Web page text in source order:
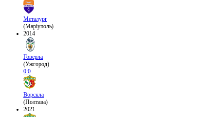
Металург
(Маріуполь)
2014
Говерла
(Ужгород)
0:0
Ворскла
(Полтава)
2021